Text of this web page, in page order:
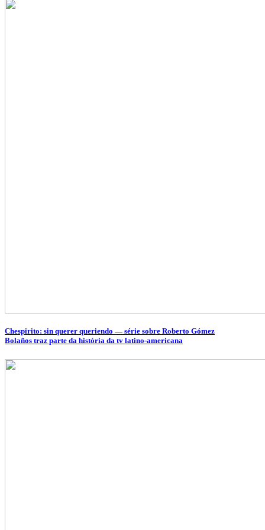
Chespirito: sin querer queriendo — série sobre Roberto Gómez
Bolaños traz parte da história da tv latino-americana